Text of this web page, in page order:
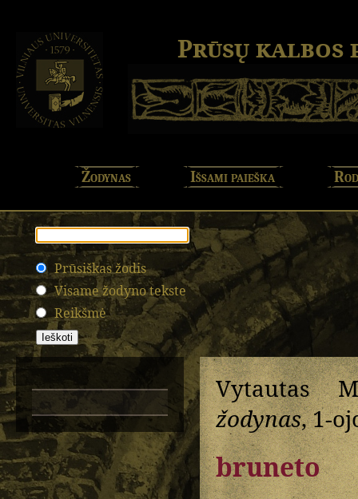
Prūsų kalbos
Žodynas Išsami paieška
Prūsiškas žodis
Visame žodyno tekste
Reikšmė
Vytautas
žodynas, 1-
bruneto